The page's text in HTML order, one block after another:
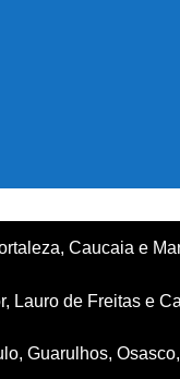
Caucaia e
Lauro de Freitas e
Guarulhos,